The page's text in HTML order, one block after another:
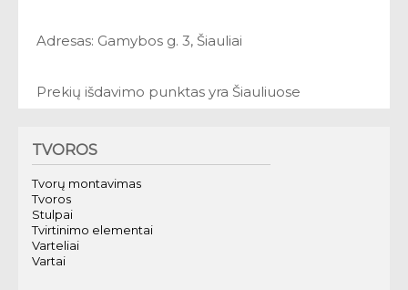
Adresas: Gamybos g. 3, Šiauliai
Prekių išdavimo punktas yra Šiauliuose
TVOROS
Tvorų montavimas
Tvoros
Stulpai
Tvirtinimo elementai
Varteliai
Vartai